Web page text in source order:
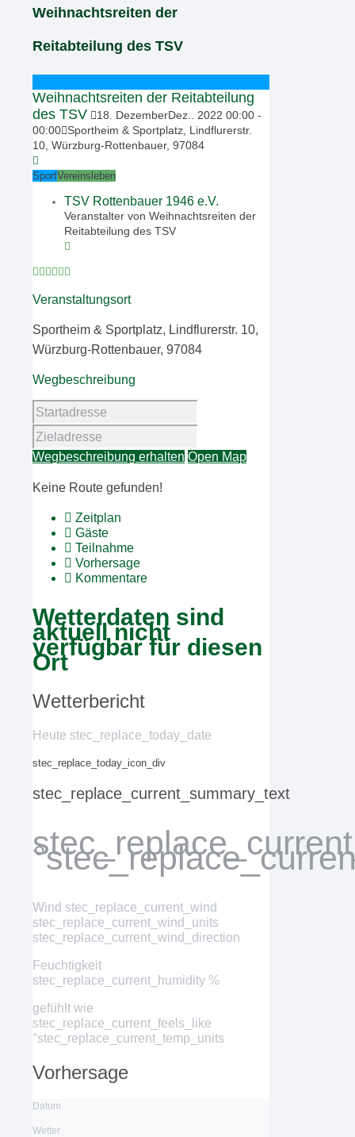
Weihnachtsreiten der
Reitabteilung des TSV
Weihnachtsreiten der Reitabteilung
des TSV
18 DezemberDez. 2022 00:00 -
00:00 Sportheim & Sportplatz, Lindflurerstr.
10, Würzburg-Rottenbauer, 97084
SportVereinsleben
TSV Rottenbauer 1946 e.V.
Veranstalter von Weihnachtsreiten der
Reitabteilung des TSV
Veranstaltungsort
Sportheim & Sportplatz, Lindflurerstr. 10,
Würzburg-Rottenbauer, 97084
Wegbeschreibung
Wegbeschreibung erhalten Open Map
Keine Route gefunden!
Zeitplan
Gäste
Teilnahme
Vorhersage
Kommentare
Wetterdaten sind
aktuell nicht
verfügbar für diesen
Ort
Wetterbericht
Heute stec_replace_today_date
stec_replace_today_icon_div
stec_replace_current_summary_text
Wind stec_replace_current_wind
stec_replace_current_wind_units
stec_replace_current_wind_direction
Feuchtigkeit
stec_replace_current_humidity %
gefühlt wie
stec_replace_current_feels_like
°stec_replace_current_temp_units
Vorhersage
Datum
Wetter